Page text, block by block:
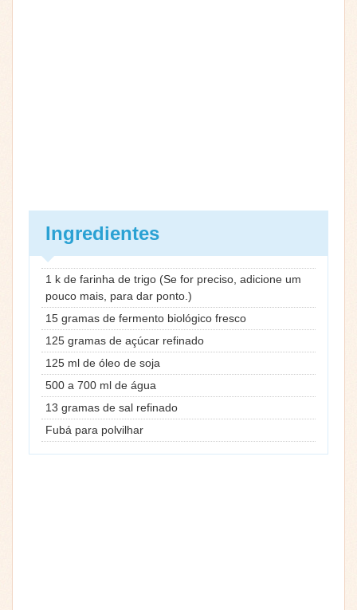
Ingredientes
1 k de farinha de trigo (Se for preciso, adicione um
pouco mais, para dar ponto.)
15 gramas de fermento biológico fresco
125 gramas de açúcar refinado
125 ml de óleo de soja
500 a 700 ml de água
13 gramas de sal refinado
Fubá para polvilhar